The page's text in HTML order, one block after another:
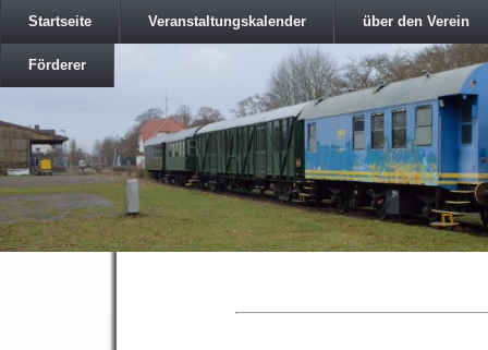
Startseite Veranstaltungskalender über den Verein
Förderer